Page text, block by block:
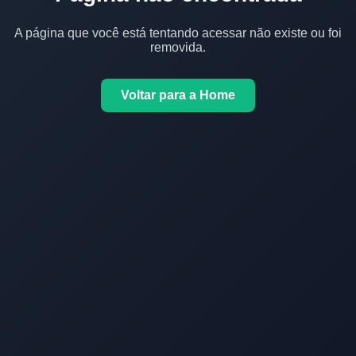
A página que você está tentando acessar não existe ou foi
removida.
Voltar para a Home